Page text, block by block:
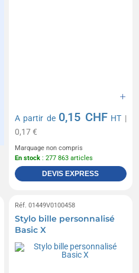
A partir de 0,15 CHF HT |
0,17 €
Marquage non compris
En stock : 277 863 articles
DEVIS EXPRESS
Réf. 01449V0100458
Stylo bille personnalisé
Basic X